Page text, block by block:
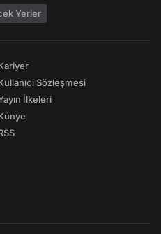
Yerler
Sözleşmesi
İlkeleri